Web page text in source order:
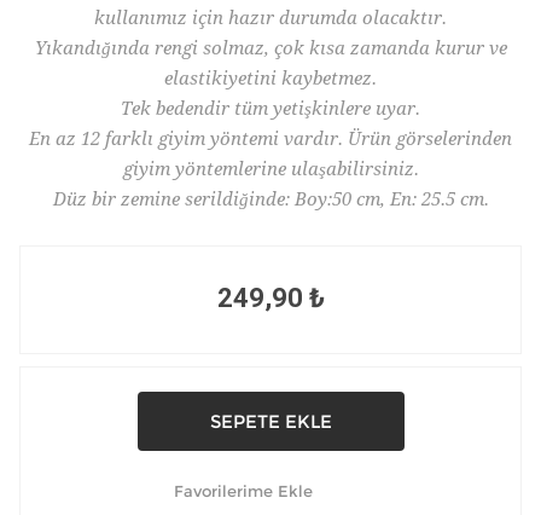
kullanımız için hazır durumda olacaktır.
Yıkandığında rengi solmaz, çok kısa zamanda kurur ve
elastikiyetini kaybetmez.
Tek bedendir tüm yetişkinlere uyar.
En az 12 farklı giyim yöntemi vardır. Ürün görselerinden
giyim yöntemlerine ulaşabilirsiniz.
Düz bir zemine serildiğinde: Boy:50 cm, En: 25.5 cm.
249,90 ₺